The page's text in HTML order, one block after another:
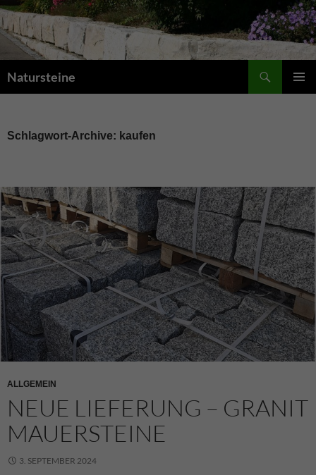
Natursteine
Schlagwort-Archive: kaufen
ALLGEMEIN
NEUE LIEFERUNG – GRANIT
MAUERSTEINE
3. SEPTEMBER 2024